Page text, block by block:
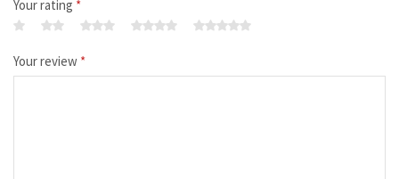
Your rating *
Your review *